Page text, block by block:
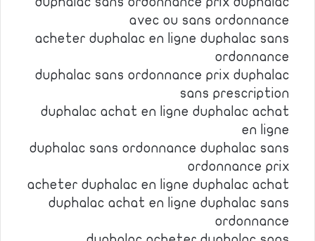
avec ou sans ordonnance
acheter duphalac en ligne duphalac sans
ordonnance
duphalac sans ordonnance prix duphalac
sans prescription
duphalac achat en ligne duphalac achat
en ligne
duphalac sans ordonnance duphalac sans
ordonnance prix
acheter duphalac en ligne duphalac achat
duphalac achat en ligne duphalac sans
ordonnance